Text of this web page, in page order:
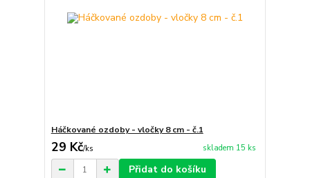
Háčkované ozdoby - vločky 8 cm - č.1
29 Kč/ks skladem 15 ks
Přidat do košíku